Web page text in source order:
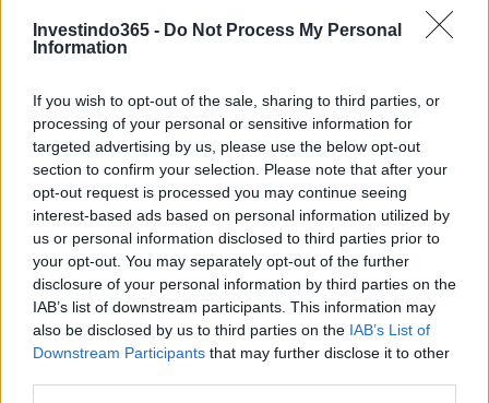
Investindo365 - Do Not Process My Personal
Information
If you wish to opt-out of the sale, sharing to third parties, or
processing of your personal or sensitive information for
targeted advertising by us, please use the below opt-out
section to confirm your selection. Please note that after your
opt-out request is processed you may continue seeing
interest-based ads based on personal information utilized by
us or personal information disclosed to third parties prior to
your opt-out. You may separately opt-out of the further
disclosure of your personal information by third parties on the
IAB’s list of downstream participants. This information may
also be disclosed by us to third parties on the IAB’s List of
Downstream Participants that may further disclose it to other
Continue lendo